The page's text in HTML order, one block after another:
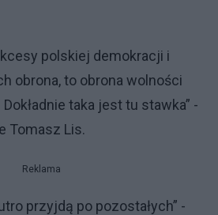
polskiej demokracji i
obrona, to obrona wolności
taka jest tu stawka” -
Tomasz Lis.
Reklama
przyjdą po pozostałych” -